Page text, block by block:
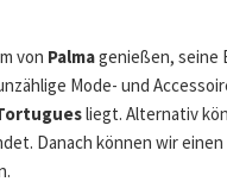
von Palmagenießen, seine
Mode- und
liegt. Alternativ
Danach können wir einen